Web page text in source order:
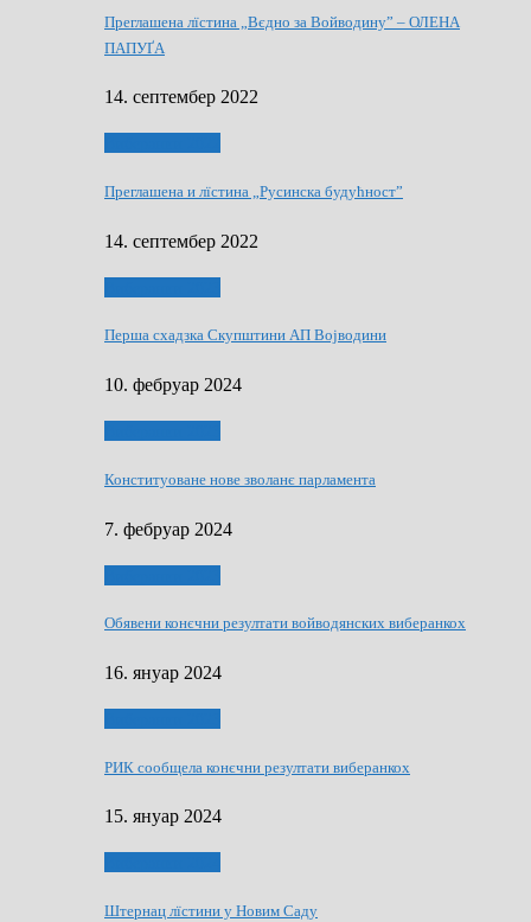
Преглашена лїстина „Вєдно за Войводину” – ОЛЕНА
ПАПУҐА
14. септембер 2022
Преглашена и лїстина „Русинска будућност”
14. септембер 2022
Перша схадзка Скупштини АП Војводини
10. фебруар 2024
Конституоване нове зволанє парламентa
7. фебруар 2024
Обявени конєчни резултати войводянских виберанкох
16. януар 2024
РИК сообщела конєчни резултати виберанкох
15. януар 2024
Штернац лїстини у Новим Саду